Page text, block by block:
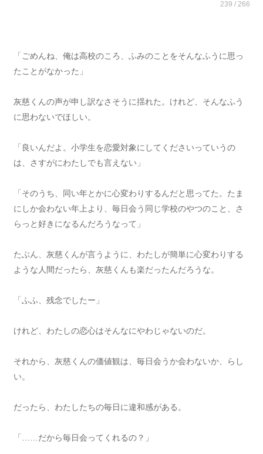
239 / 266
「ごめんね、俺は高校のころ、ふみのことをそんなふうに思っ
たことがなかった」
灰慈くんの声が申し訳なさそうに揺れた。けれど、そんなふう
に思わないでほしい。
「良いんだよ。小学生を恋愛対象にしてくださいっていうの
は、さすがにわたしでも言えない」
「そのうち、同い年とかに心変わりするんだと思ってた。たま
にしか会わない年上より、毎日会う同じ学校のやつのこと、さ
らっと好きになるんだろうなって」
たぶん、灰慈くんが言うように、わたしが簡単に心変わりする
ような人間だったら、灰慈くんも楽だったんだろうな。
「ふふ、残念でしたー」
けれど、わたしの恋心はそんなにやわじゃないのだ。
それから、灰慈くんの価値観は、毎日会うか会わないか、らし
い。
だったら、わたしたちの毎日に違和感がある。
「……だから毎日会ってくれるの？」